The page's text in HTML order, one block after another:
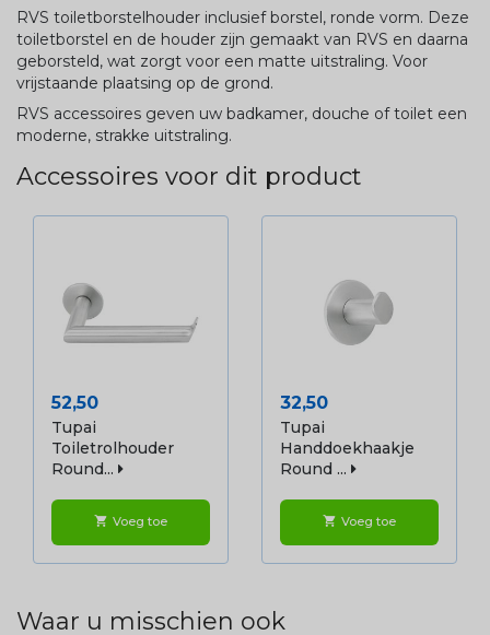
RVS toiletborstelhouder inclusief borstel, ronde vorm. Deze
toiletborstel en de houder zijn gemaakt van RVS en daarna
geborsteld, wat zorgt voor een matte uitstraling. Voor
vrijstaande plaatsing op de grond.
RVS accessoires geven uw badkamer, douche of toilet een
moderne, strakke uitstraling.
Accessoires voor dit product
Prijs
52,50
Tupai
Toiletrolhouder
Round...
shopping_cart Voeg toe
Prijs
32,50
Tupai
Handdoekhaakje
Round ...
shopping_cart Voeg toe
Waar u misschien ook